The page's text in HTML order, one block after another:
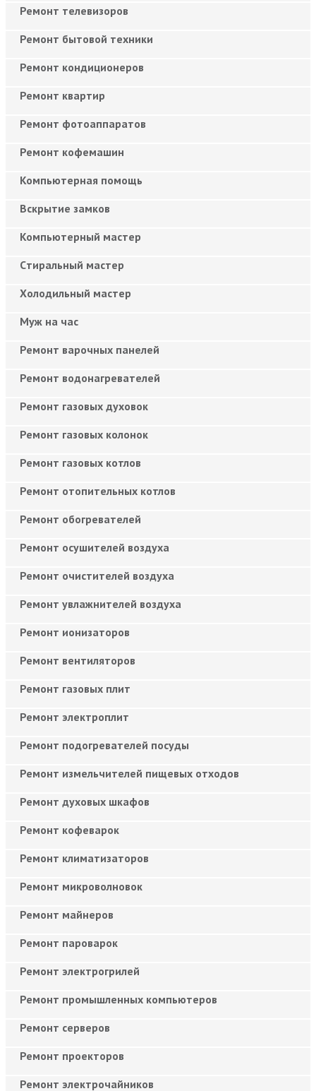
Ремонт телевизоров
Ремонт бытовой техники
Ремонт кондиционеров
Ремонт квартир
Ремонт фотоаппаратов
Ремонт кофемашин
Компьютерная помощь
Вскрытие замков
Компьютерный мастер
Cтиральный мастер
Холодильный мастер
Муж на час
Ремонт варочных панелей
Ремонт водонагревателей
Ремонт газовых духовок
Ремонт газовых колонок
Ремонт газовых котлов
Ремонт отопительных котлов
Ремонт обогревателей
Ремонт осушителей воздуха
Ремонт очистителей воздуха
Ремонт увлажнителей воздуха
Ремонт ионизаторов
Ремонт вентиляторов
Ремонт газовых плит
Ремонт электроплит
Ремонт подогревателей посуды
Ремонт измельчителей пищевых отходов
Ремонт духовых шкафов
Ремонт кофеварок
Ремонт климатизаторов
Ремонт микроволновок
Ремонт майнеров
Ремонт пароварок
Ремонт электрогрилей
Ремонт промышленных компьютеров
Ремонт серверов
Ремонт проекторов
Ремонт электрочайников